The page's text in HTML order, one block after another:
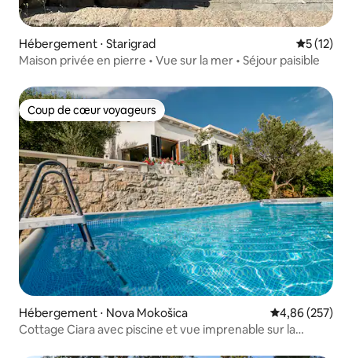
Hébergement ⋅ Starigrad
5 (12)
Maison privée en pierre • Vue sur la mer • Séjour paisible
Coup de cœur voyageurs
Coup de cœur voyageurs
Hébergement ⋅ Nova Mokošica Évaluation
4,86 (257)
Cottage Ciara avec piscine et vue imprenable sur la